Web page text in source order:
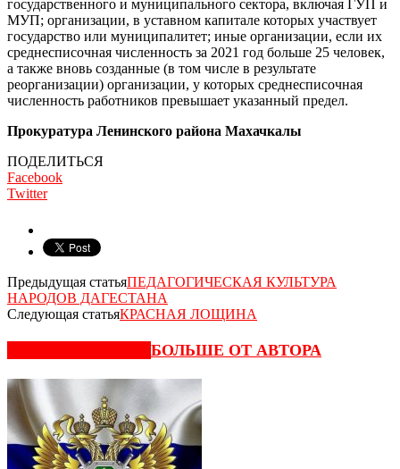
государственного и муниципального сектора, включая ГУП и
МУП; организа­ции, в уставном капитале которых уча­ствует
государство или муниципалитет; иные организации, если их
среднеспи­сочная численность за 2021 год больше 25 человек,
а также вновь созданные (в том числе в результате
реорганизации) организации, у которых среднесписоч­ная
численность работников превыша­ет указанный предел.
Прокуратура Ленинского района Махачкалы
ПОДЕЛИТЬСЯ
Facebook
Twitter
Предыдущая статьяПЕДАГОГИЧЕСКАЯ КУЛЬТУРА
НАРОДОВ ДАГЕСТАНА
Следующая статьяКРАСНАЯ ЛОЩИНА
БОЛЬШЕ ОТ АВТОРА